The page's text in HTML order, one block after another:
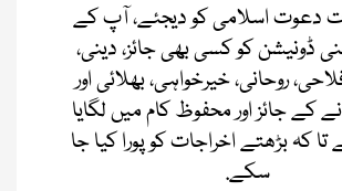
دعوت اسلامی کو دیجئے، آپ کے
ڈونیشن کو کسی بھی جائز، دینی،
روحانی، خیرخواہی، بھلائی اور
کے جائز اور محفوظ کام میں لگایا
کہ بڑھتے اخراجات کو پورا کیا جا
سکے.